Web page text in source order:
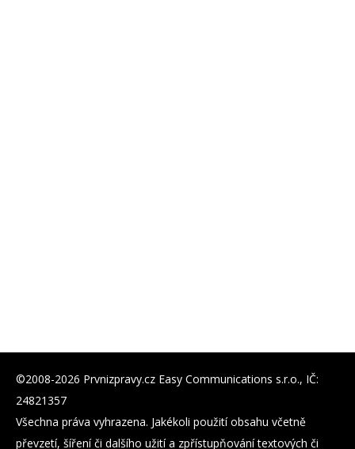
©2008-2026 Prvnizpravy.cz Easy Communications s.r.o., IČ:
24821357
Všechna práva vyhrazena. Jakékoli použití obsahu včetně
převzetí, šíření či dalšího užití a zpřístupňování textových či